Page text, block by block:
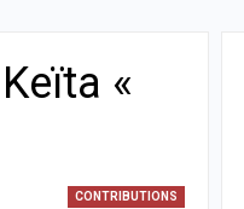
«
CONTRIBUTIONS